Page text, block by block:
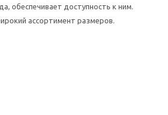
обеспечивает доступность к ним.
ассортимент размеров.